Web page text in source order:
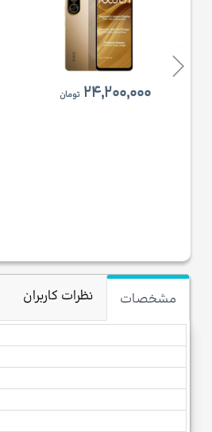
۲۴,۲۰۰,۰۰۰ تومان
مشخصات نظرات کاربران